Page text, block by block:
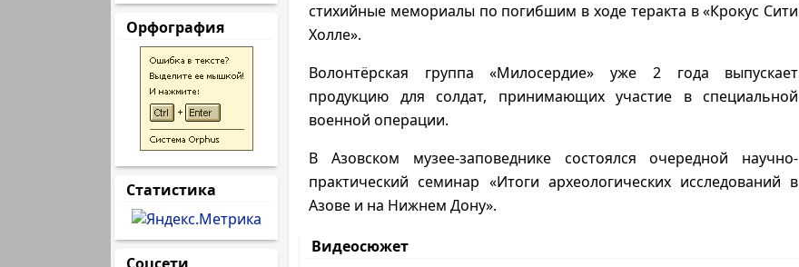
Орфография
Статистика
стихийные мемориалы по погибшим в ходе теракта в «Крокус Сити
Холле».
Волонтёрская группа «Милосердие» уже 2 года выпускает
продукцию для солдат, принимающих участие в специальной
военной операции.
В Азовском музее-заповеднике состоялся очередной научно-
практический семинар «Итоги археологических исследований в
Азове и на Нижнем Дону».
Видеосюжет